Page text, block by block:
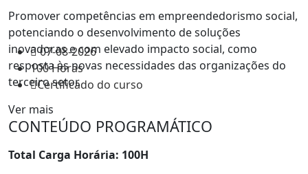
NERGA - Nucleo Empresarial da Região da Guarda -
Associação Empresarial
07-08-2026
100 Horas
Certificado do curso
Promover competências em empreendedorismo social,
potenciando o desenvolvimento de soluções
inovadoras e com elevado impacto social, como
resposta às novas necessidades das organizações do
terceiro setor.
Ver mais
CONTEÚDO PROGRAMÁTICO
Total Carga Horária: 100H